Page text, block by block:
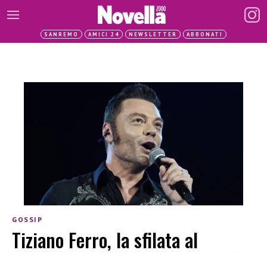
SANREMO AMICI 24 NEWSLETTER ABBONATI
GOSSIP
Tiziano Ferro, la sfilata al